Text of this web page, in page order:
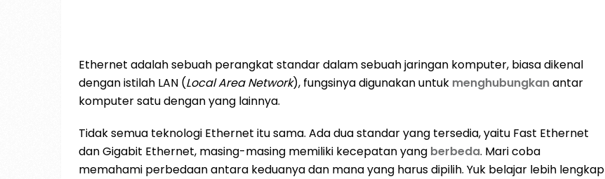
Ethernet adalah sebuah perangkat standar dalam sebuah jaringan komputer, biasa dikenal
dengan istilah LAN (Local Area Network), fungsinya digunakan untuk menghubungkanantar
komputer satu dengan yang lainnya.
Tidak semua teknologi Ethernet itu sama. Ada dua standar yang tersedia, yaitu Fast Ethernet
dan Gigabit Ethernet, masing-masing memiliki kecepatan yang berbeda. Mari coba
memahami perbedaan antara keduanya dan mana yang harus dipilih. Yuk belajar lebih lengkap